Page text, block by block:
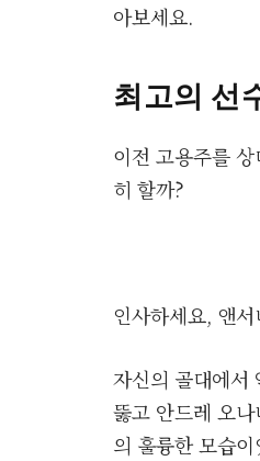
아보세요.
최고의 선
이전 고용주를
히 할까?
인사하세요, 앤
자신의 골대에서
뚫고 안드레 오
의 훌륭한 모습